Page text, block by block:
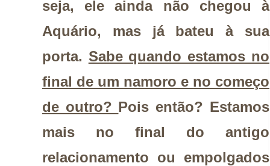
seja, ele ainda não chegou à
Aquário, mas já bateu à sua
porta. Sabe quando estamos no
final de um namoro e no começo
de outro? Pois então? Estamos
mais no final do antigo
relacionamento ou empolgados